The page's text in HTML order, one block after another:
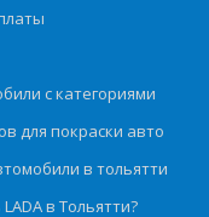
с категориями
для покраски авто
в тольятти
в Тольятти?